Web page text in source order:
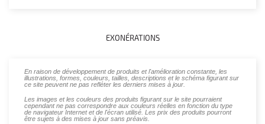
EXONÉRATIONS
En raison de développement de produits et l'amélioration constante, les
illustrations, formes, couleurs, tailles, descriptions et le schéma figurant sur
ce site peuvent ne pas refléter les derniers mises à jour.
Les images et les couleurs des produits figurant sur le site pourraient
cependant ne pas correspondre aux couleurs réelles en fonction du type
de navigateur Internet et de l'écran utilisé. Les prix des produits pourront
être sujets à des mises à jour sans préavis.